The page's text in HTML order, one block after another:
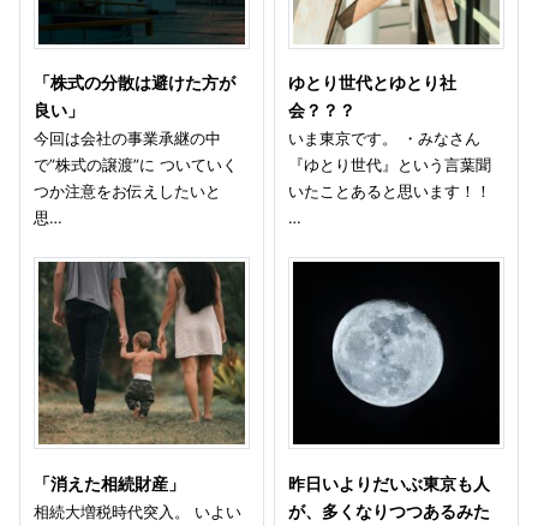
「株式の分散は避けた方が
良い」
今回は会社の事業承継の中
で”株式の譲渡”に ついていく
つか注意をお伝えしたいと
思…
「消えた相続財産」
相続大増税時代突入。 いよい
ゆとり世代とゆとり社
会？？？
いま東京です。 ・みなさん
『ゆとり世代』という言葉聞
いたことあると思います！！
…
昨日いよりだいぶ東京も人
が、多くなりつつあるみた